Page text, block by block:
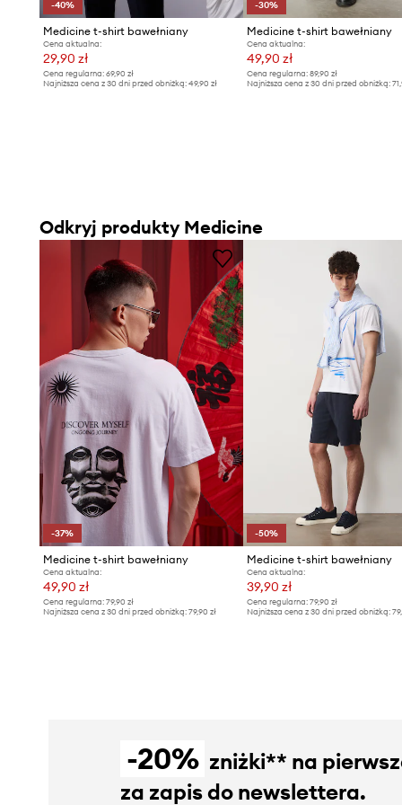
-40%
Medicine t-shirt bawełniany
Cena aktualna:
29,90 zł
Cena regularna: 69,90 zł
Najniższa cena z 30 dni przed obniżką: 49,90 zł
-30%
Medicine t-shirt bawełniany
Cena aktualna:
49,90 zł
Cena regularna:89,90 zł
Najniższa cena z 30 dni przed obniżką:
Odkryj produkty Medicine
-37%
Medicine t-shirt bawełniany
Cena aktualna:
49,90 zł
Cena regularna: 79,90 zł
Najniższa cena z 30 dni przed obniżką: 79,90 zł
-50%
Medicine t-shirt bawełniany
Cena aktualna:
39,90 zł
Cena regularna:79,90 zł
Najniższa cena z 30 dni przed obniżką:
-20% zniżki** na
za zapis do newslettera.